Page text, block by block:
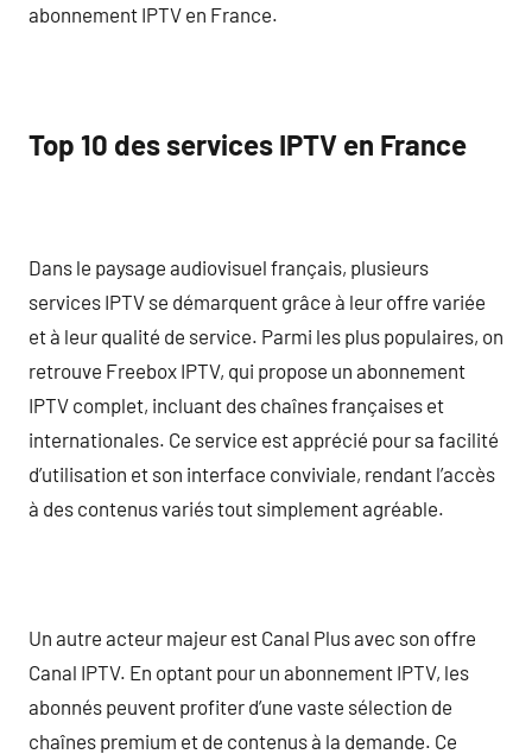
abonnement IPTV en France.
Top 10 des services IPTV en France
Dans le paysage audiovisuel français, plusieurs
services IPTV se démarquent grâce à leur offre variée
et à leur qualité de service. Parmi les plus populaires, on
retrouve Freebox IPTV, qui propose un abonnement
IPTV complet, incluant des chaînes françaises et
internationales. Ce service est apprécié pour sa facilité
d’utilisation et son interface conviviale, rendant l’accès
à des contenus variés tout simplement agréable.
Un autre acteur majeur est Canal Plus avec son offre
Canal IPTV. En optant pour un abonnement IPTV, les
abonnés peuvent profiter d’une vaste sélection de
chaînes premium et de contenus à la demande. Ce